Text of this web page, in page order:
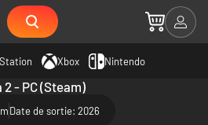
Xbox Nintendo
2 - PC (Steam)
Date de sortie: 2026